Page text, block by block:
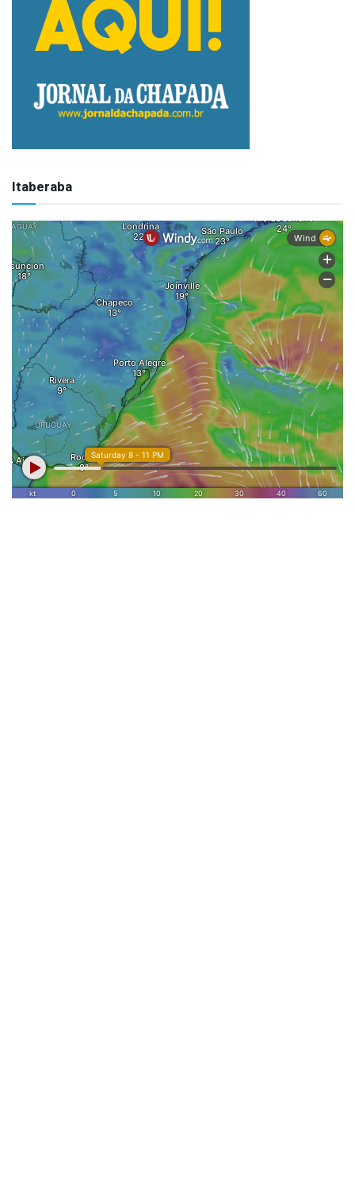
Itaberaba